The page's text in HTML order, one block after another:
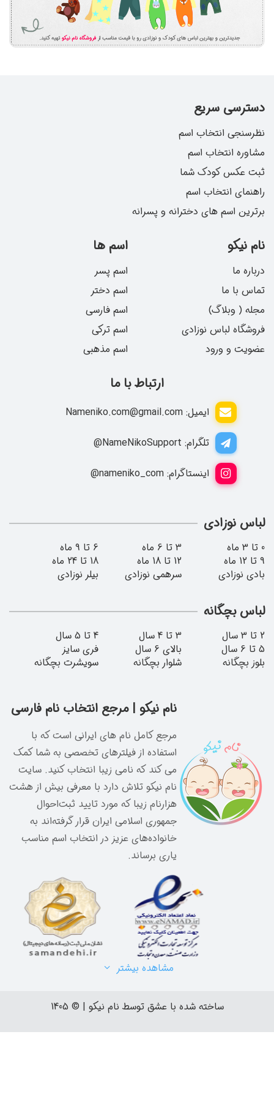
شما کمک
سایت
از هشت